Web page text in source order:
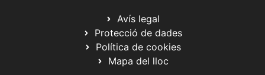
Avís legal
Protecció de dades
Política de cookies
Mapa del lloc